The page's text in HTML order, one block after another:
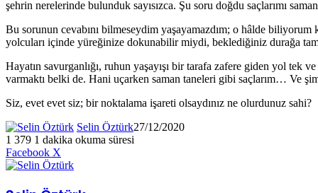
şehrin nerelerinde bulunduk sayısızca. Şu soru doğdu saçlarımı
Bu sorunun cevabını bilmeseydim yaşayamazdım; o hâlde
yolcuları içinde yüreğinize dokunabilir miydi, beklediğiniz durağa
Hayatın savurganlığı, ruhun yaşayışı bir tarafa zafere giden yol tek
varmaktı belki de. Hani uçarken saman taneleri gibi saçlarım… Ve
Siz, evet evet siz; bir noktalama işareti olsaydınız ne olurdunuz sahi?
Selin Öztürk27/12/2020
1 379 1 dakika okuma süresi
Facebook X
Posta
paylaş